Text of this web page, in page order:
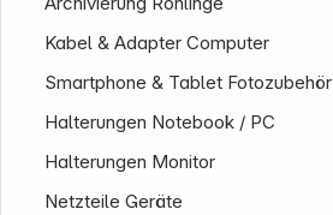
Kabel & Adapter Computer
Smartphone & Tablet Fotozubehör
Halterungen Notebook / PC
Halterungen Monitor
Netzteile Geräte